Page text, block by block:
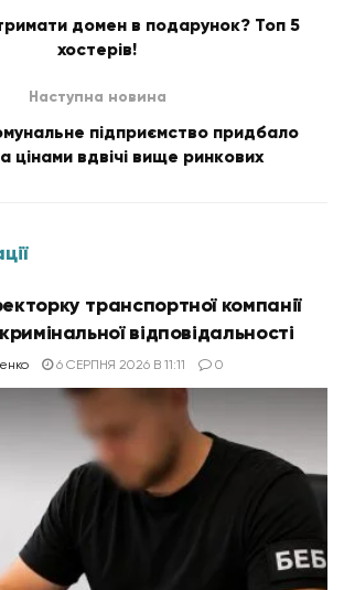
домен в подарунок? Топ 5
хостерів!
Наступна новина
підприємство придбало
цінами вдвічі вище ринкових
транспортної компанії
відповідальності
6 СЕРПНЯ 2026 В 11:11 0